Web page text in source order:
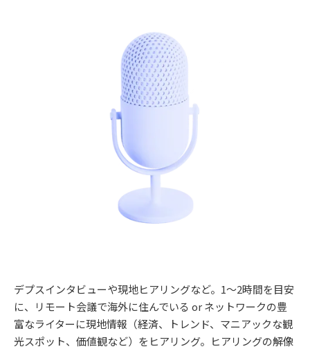
デプスインタビューや現地ヒアリングなど。1〜2時間を目安
に、リモート会議で海外に住んでいる or ネットワークの豊
富なライターに現地情報（経済、トレンド、マニアックな観
光スポット、価値観など）をヒアリング。ヒアリングの解像